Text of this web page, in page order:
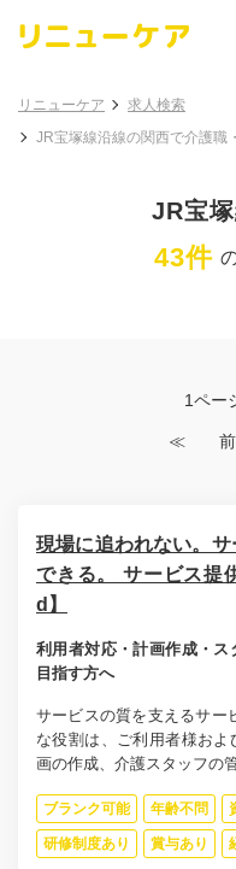
リニューケア
求人検索
JR宝塚線沿線の関西で介護職
JR宝
43件
1ペー
≪
現場に追われない。
できる。 サービス提
d】
利用者対応・計画作成・
目指す方へ
サービスの質を支えるサー
な役割は、ご利用者様お
画の作成、介護スタッフの
ブランク可能 年齢不問
研修制度あり 賞与あり